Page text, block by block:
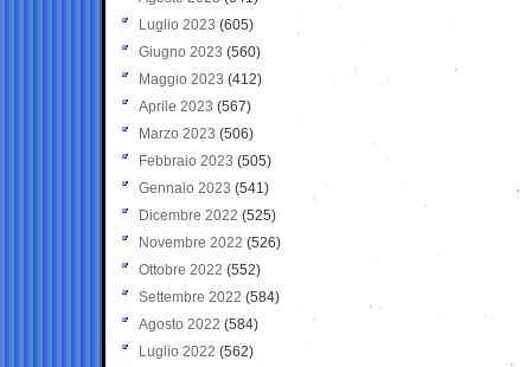
Luglio 2023 (605)
Giugno 2023 (560)
Maggio 2023 (412)
Aprile 2023 (567)
Marzo 2023 (506)
Febbraio 2023 (505)
Gennaio 2023 (541)
Dicembre 2022 (525)
Novembre 2022 (526)
Ottobre 2022 (552)
Settembre 2022 (584)
Agosto 2022 (584)
Luglio 2022 (562)